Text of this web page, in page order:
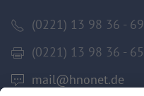
(0221) 13 98 36 - 69
(0221) 13 98 36 - 65
mail@hnonet.de